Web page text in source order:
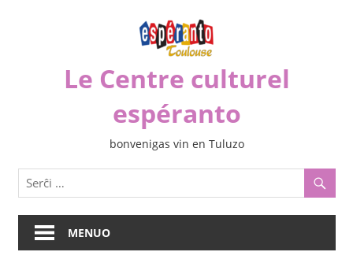
Le Centre culturel
espéranto
bonvenigas vin en Tuluzo
MENUO